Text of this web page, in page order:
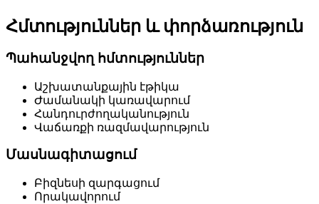
Հմտություններ և փորձառություն
Պահանջվող հմտություններ
Աշխատանքային էթիկա
Ժամանակի կառավարում
Հանդուրժողականություն
Վաճառքի ռազմավարություն
Մասնագիտացում
Բիզնեսի զարգացում
Որակավորում